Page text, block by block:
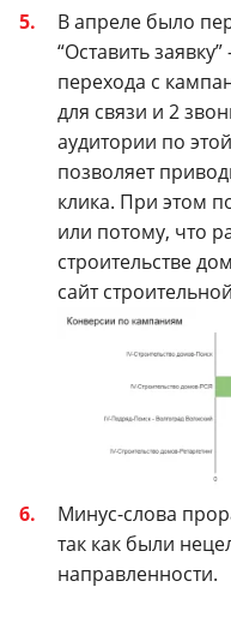
В апреле было
“Оставить
перехода с
для связи и 2
аудитории по
позволяет
клика. При этом
или потому, что
строительстве
сайт
Минус-слова
так как были
направленности.